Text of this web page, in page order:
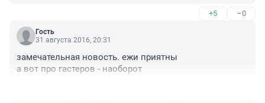
+5 –0
Гость
31 августа 2016, 20:31
замечательная новость. ежи приятны
а вот про гастеров - наоборот